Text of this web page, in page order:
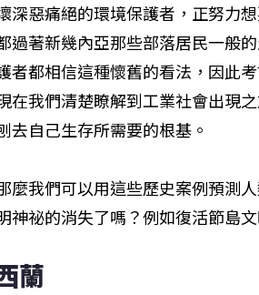
深惡痛絕的環境保護者，正努力
過著新幾內亞那些部落居民一般
者都相信這種懷舊的看法，因此
在我們清楚瞭解到工業社會出現
去自己生存所需要的根基。
麼我們可以用這些歷史案例預測
神祕的消失了嗎？例如復活節島
蘭